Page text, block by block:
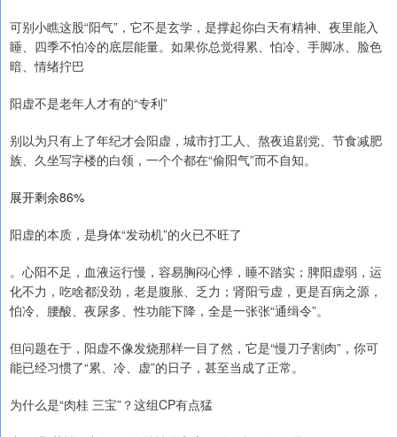
可别小瞧这股“阳气”，它不是玄学，是撑起你白天有精神、夜里能入
睡、四季不怕冷的底层能量。如果你总觉得累、怕冷、手脚冰、脸色
暗、情绪拧巴
阳虚不是老年人才有的“专利”
别以为只有上了年纪才会阳虚，城市打工人、熬夜追剧党、节食减肥
族、久坐写字楼的白领，一个个都在“偷阳气”而不自知。
展开剩余86%
阳虚的本质，是身体“发动机”的火已不旺了
。心阳不足，血液运行慢，容易胸闷心悸，睡不踏实；脾阳虚弱，运
化不力，吃啥都没劲，老是腹胀、乏力；肾阳亏虚，更是百病之源，
怕冷、腰酸、夜尿多、性功能下降，全是一张张“通缉令”。
但问题在于，阳虚不像发烧那样一目了然，它是“慢刀子割肉”，你可
能已经习惯了“累、冷、虚”的日子，甚至当成了正常。
为什么是“肉桂 三宝”？这组CP有点猛